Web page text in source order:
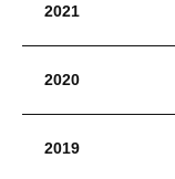
2021
2020
2019